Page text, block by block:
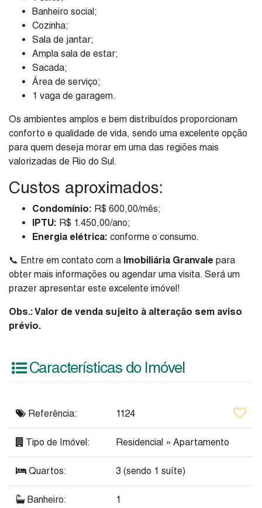
Banheiro social;
Cozinha;
Sala de jantar;
Ampla sala de estar;
Sacada;
Área de serviço;
1 vaga de garagem.
Os ambientes amplos e bem distribuídos proporcionam
conforto e qualidade de vida, sendo uma excelente opção
para quem deseja morar em uma das regiões mais
valorizadas de Rio do Sul.
Custos aproximados:
Condomínio: R$ 600,00/mês;
IPTU: R$ 1.450,00/ano;
Energia elétrica: conforme o consumo.
📞 Entre em contato com a Imobiliária Granvale para
obter mais informações ou agendar uma visita. Será um
prazer apresentar este excelente imóvel!
Obs.: Valor de venda sujeito à alteração sem aviso
prévio.
Características do Imóvel
Referência: 1124
Tipo de Imóvel: Residencial » Apartamento
Quartos: 3 (sendo 1 suíte)
Banheiro: 1